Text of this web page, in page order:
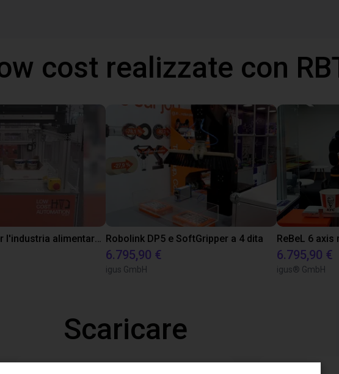
cost realizzate con
Test cliente per l'industria alimentare con pinza conforme FDA Robolink DP5 e SoftGripper a 4 dita
6.795,90 €
igus GmbH
6.795,90 €
igus® GmbH
Scaricare